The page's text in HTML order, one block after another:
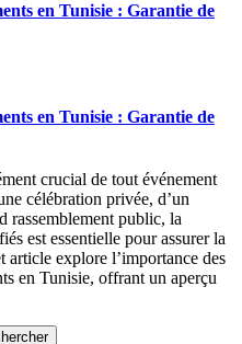
en Tunisie : Garantie de
en Tunisie : Garantie de
crucial de tout événement
célébration privée, d’un
rassemblement public, la
est essentielle pour assurer la
article explore l’importance des
en Tunisie, offrant un aperçu